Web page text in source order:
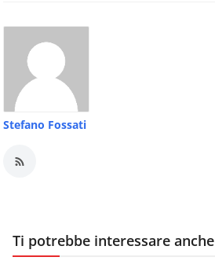
Stefano Fossati
Ti potrebbe interessare anche